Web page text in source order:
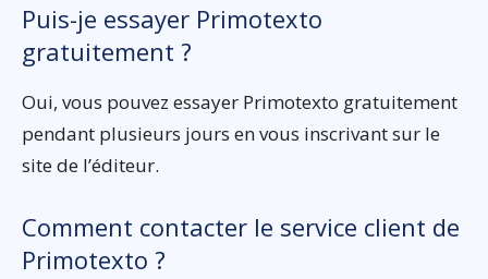
Puis-je essayer Primotexto
gratuitement ?
Oui, vous pouvez essayer Primotexto gratuitement
pendant plusieurs jours en vous inscrivant sur le
site de l’éditeur.
Comment contacter le service client de
Primotexto ?